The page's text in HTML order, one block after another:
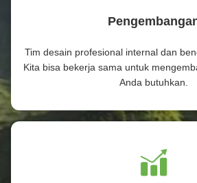
Tim desain profesional internal dan
Kita bisa bekerja sama untuk
Anda butuhkan.